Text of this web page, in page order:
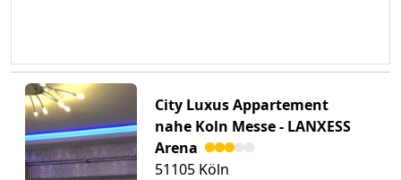
City Luxus Appartement
nahe Koln Messe - LANXESS
Arena
51105 Köln